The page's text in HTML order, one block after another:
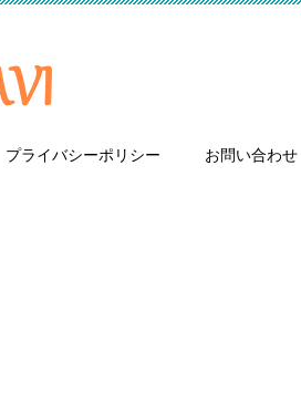
プライバシーポリシー お問い合わせ